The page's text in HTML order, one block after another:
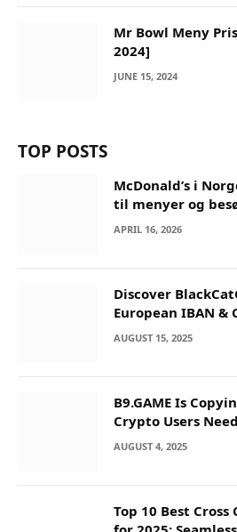
Mr Bowl Meny
2024]
JUNE 15, 2024
TOP POSTS
McDonald’s i
til menyer og
APRIL 16, 2026
Discover
European IBAN &
AUGUST 15, 2025
B9.GAME Is
Crypto Users
They Deposit
AUGUST 4, 2025
Top 10 Best